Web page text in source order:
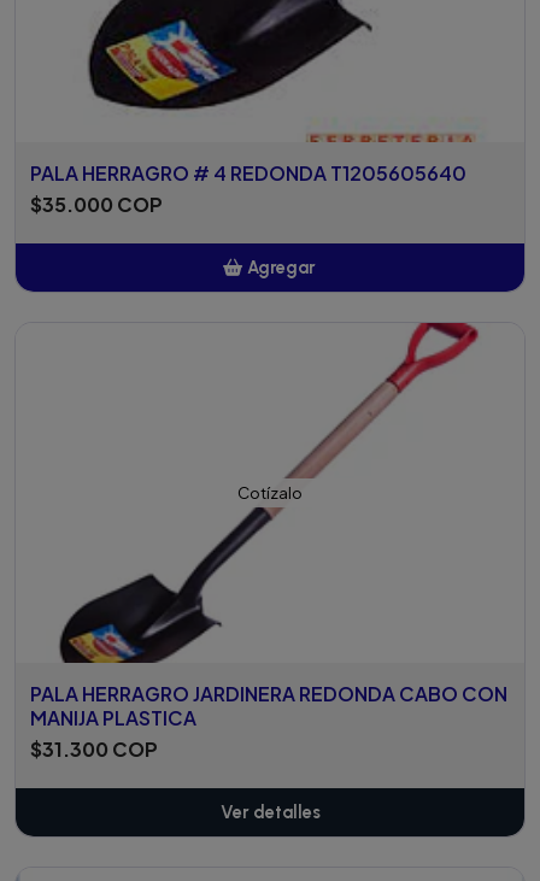
PALA HERRAGRO # 4 REDONDA T1205605640
$35.000 COP
Agregar
Cotízalo
PALA HERRAGRO JARDINERA REDONDA CABO CON
MANIJA PLASTICA
$31.300 COP
Ver detalles